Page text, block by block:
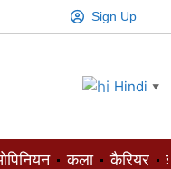
Sign Up
Hindi ▼
कला कैरियर